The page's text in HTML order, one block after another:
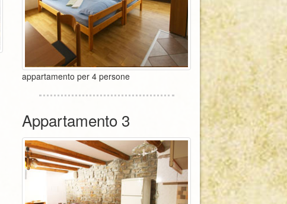
appartamento per 4 persone
Appartamento 3